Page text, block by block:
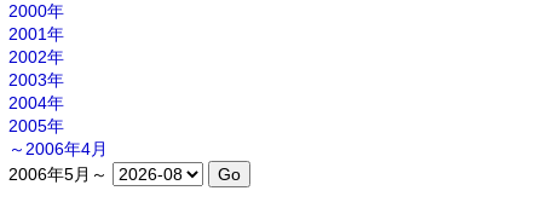
2000年
2001年
2002年
2003年
2004年
2005年
～2006年4月
2006年5月～